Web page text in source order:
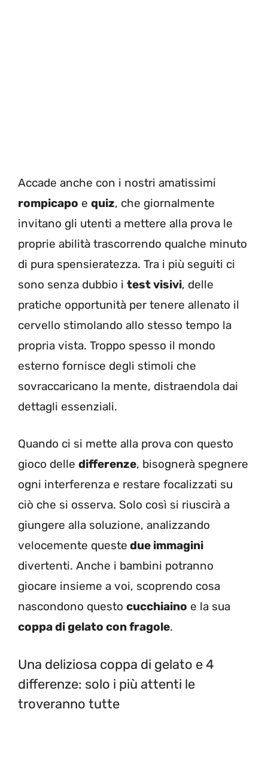
Accade anche con i nostri amatissimi
rompicapo e quiz, che giornalmente
invitano gli utenti a mettere alla prova le
proprie abilità trascorrendo qualche minuto
di pura spensieratezza. Tra i più seguiti ci
sono senza dubbio i test visivi, delle
pratiche opportunità per tenere allenato il
cervello stimolando allo stesso tempo la
propria vista. Troppo spesso il mondo
esterno fornisce degli stimoli che
sovraccaricano la mente, distraendola dai
dettagli essenziali.
Quando ci si mette alla prova con questo
gioco delle differenze, bisognerà spegnere
ogni interferenza e restare focalizzati su
ciò che si osserva. Solo così si riuscirà a
giungere alla soluzione, analizzando
velocemente queste due immagini
divertenti. Anche i bambini potranno
giocare insieme a voi, scoprendo cosa
nascondono questo cucchiaino e la sua
coppa di gelato con fragole.
Una deliziosa coppa di gelato e 4
differenze: solo i più attenti le
troveranno tutte